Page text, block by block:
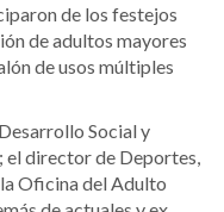
de los festejos
de adultos mayores
de usos múltiples
Social y
director de Deportes,
Oficina del Adulto